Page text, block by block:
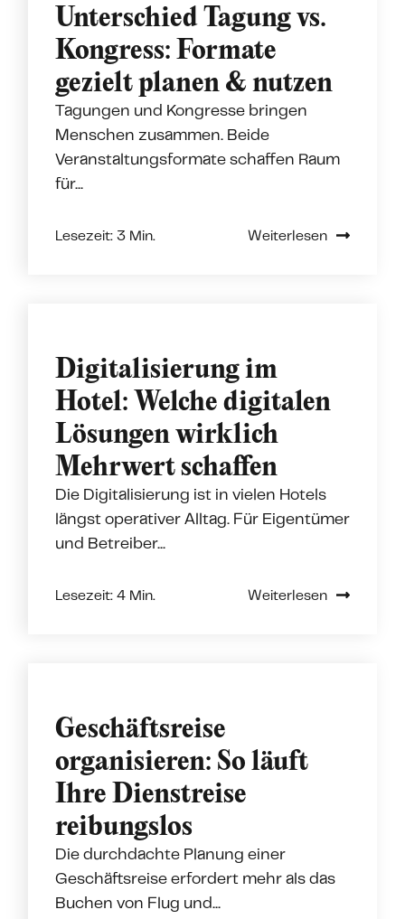
Unterschied Tagung vs.
Kongress: Formate
gezielt planen & nutzen
Tagungen und Kongresse bringen
Menschen zusammen. Beide
Veranstaltungsformate schaffen Raum
für...
Lesezeit: 3 Min. Weiterlesen
Digitalisierung im
Hotel: Welche digitalen
Lösungen wirklich
Mehrwert schaffen
Die Digitalisierung ist in vielen Hotels
längst operativer Alltag. Für Eigentümer
und Betreiber...
Lesezeit: 4 Min. Weiterlesen
Geschäftsreise
organisieren: So läuft
Ihre Dienstreise
reibungslos
Die durchdachte Planung einer
Geschäftsreise erfordert mehr als das
Buchen von Flug und...